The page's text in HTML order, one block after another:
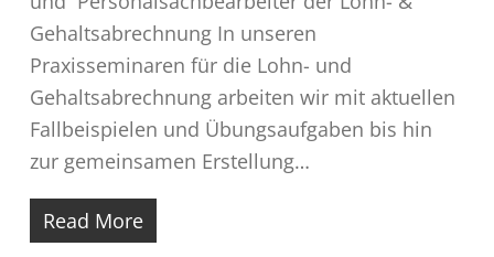
Gehaltsabrechnung In unseren
Praxisseminaren für die Lohn- und
Gehaltsabrechnung arbeiten wir mit aktuellen
Fallbeispielen und Übungsaufgaben bis hin
zur gemeinsamen Erstellung…
Read More